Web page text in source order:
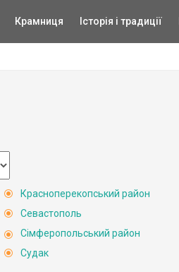
Крамниця Історія і традиції
Красноперекопський район
Севастополь
Сімферопольський район
Судак